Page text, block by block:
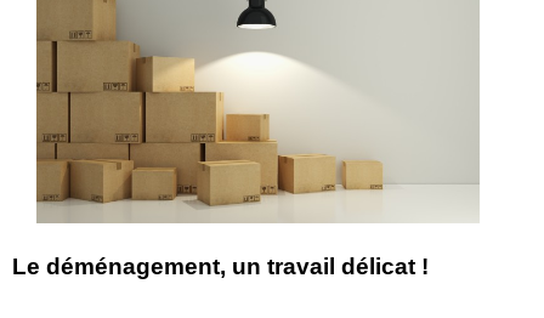
Le déménagement, un travail délicat !